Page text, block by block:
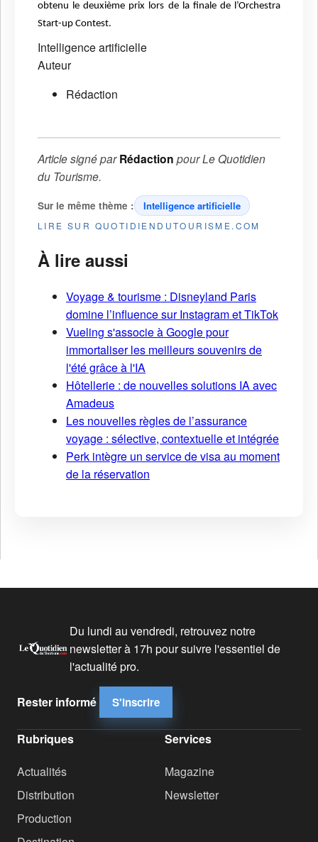
obtenu le deuxième prix lors de la finale de l’Orchestra
Start-up Contest.
Intelligence artificielle
Auteur
Rédaction
Article signé parRédaction pourLe Quotidien
du Tourisme.
Sur le même thème : Intelligence artificielle
LIRE SUR QUOTIDIENDUTOURISME.COM
À lire aussi
Voyage & tourisme : Disneyland Paris
domine l’influence sur Instagram et TikTok
Vueling s'associe à Google pour
immortaliser les meilleurs souvenirs de
l'été grâce à l'IA
Hôtellerie : de nouvelles solutions IA avec
Amadeus
Les nouvelles règles de l’assurance
voyage : sélective, contextuelle et intégrée
Perk intègre un service de visa au moment
de la réservation
Du lundi au vendredi, retrouvez notre
newsletter à 17h pour suivre l'essentiel de
l'actualité pro.
Rester informé S'inscrire
Rubriques
Actualités
Distribution
Production
Services
Magazine
Newsletter